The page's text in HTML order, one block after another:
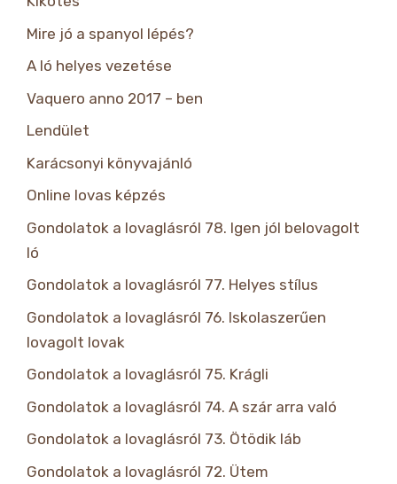
Mire jó a spanyol lépés?
A ló helyes vezetése
Vaquero anno 2017 – ben
Lendület
Karácsonyi könyvajánló
Online lovas képzés
Gondolatok a lovaglásról 78. Igen jól belovagolt
ló
Gondolatok a lovaglásról 77. Helyes stílus
Gondolatok a lovaglásról 76. Iskolaszerűen
lovagolt lovak
Gondolatok a lovaglásról 75. Krágli
Gondolatok a lovaglásról 74. A szár arra való
Gondolatok a lovaglásról 73. Ötödik láb
Gondolatok a lovaglásról 72. Ütem